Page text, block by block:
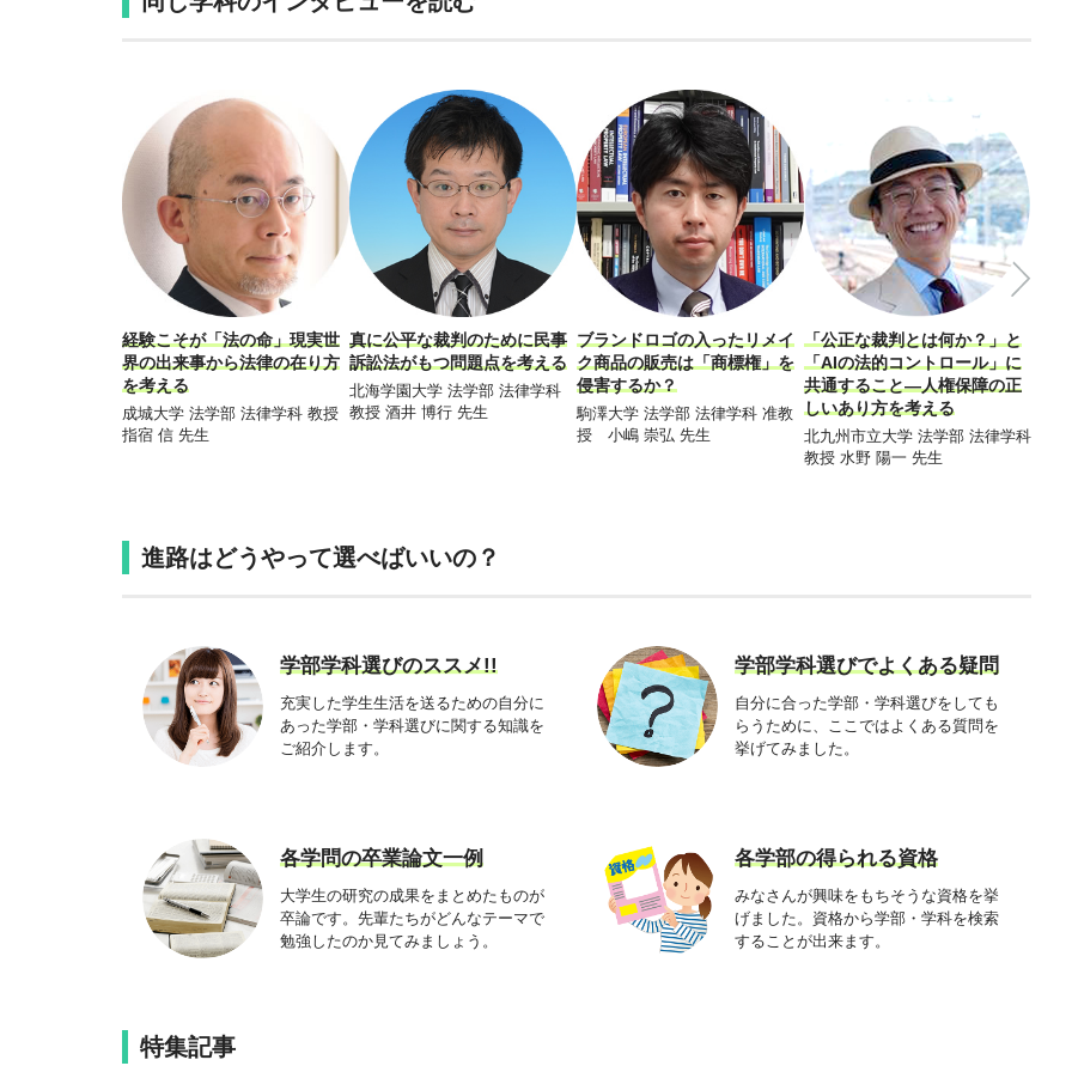
経験こそが「法の命」現実世
界の出来事から法律の在り方
を考える
成城大学 法学部 法律学科 教授
指宿 信 先生
真に公平な裁判のために民事
訴訟法がもつ問題点を考える
北海学園大学 法学部 法律学科
教授 酒井 博行 先生
ブランドロゴの入ったリメイ
ク商品の販売は「商標権」を
侵害するか？
駒澤大学 法学部 法律学科 准教
授 小嶋 崇弘 先生
「公正な裁判とは何か？」と
「AIの法的コントロール」に
共通すること―人権保障の正
しいあり方を考える
北九州市立大学 法学部 法律学科
教授 水野 陽一 先生
進路はどうやって選べばいいの？
学部学科選びのススメ!!
充実した学生生活を送るための自分に
あった学部・学科選びに関する知識を
ご紹介します。
学部学科選びでよくある疑問
自分に合った学部・学科選びをしても
らうために、ここではよくある質問を
挙げてみました。
各学問の卒業論文一例
大学生の研究の成果をまとめたものが
卒論です。先輩たちがどんなテーマで
勉強したのか見てみましょう。
各学部の得られる資格
みなさんが興味をもちそうな資格を挙
げました。資格から学部・学科を検索
することが出来ます。
特集記事